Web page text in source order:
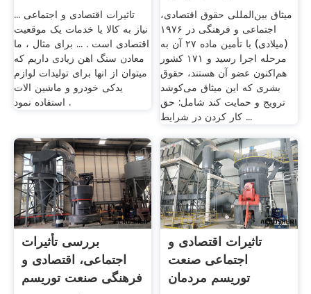
تاثیرات اقتصادی و اجتماعی ...
نیاز به کالا یا خدمات یک موقعیت
اقتصادی است . ... برای مثال ، ما
معادن سنگ اهن زیادی داریم که
میتوان از انها برای تولیدات لوازم
یدکی خودرو و ماشین الات
استفاده نمود .
میثاق بین‌المللی حقوق اقتصادی،
اجتماعی و فرهنگی در ۱۹۷۶
(میلادی) با تأمین ماده ۲۷ آن به
مرحله اجرا رسید و ۱۷۱ کشور
هم‌اکنون عضو آن هستند، حقوق
بشری که این میثاق می‌کوشد
ترویج و حمایت کند شامل: حق
کار کردن در شرایط ...
بررسی تأثیرات
اجتماعی، اقتصادی و
فرهنگی صنعت توریسم
تاثیرات اقتصادی و
اجتماعی صنعت
توریسم مردمان